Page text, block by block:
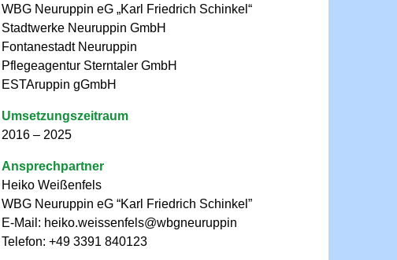
WBG Neuruppin eG „Karl Friedrich Schinkel“
Stadtwerke Neuruppin GmbH
Fontanestadt Neuruppin
Pflegeagentur Sterntaler GmbH
ESTAruppin gGmbH
Umsetzungszeitraum
2016 – 2025
Ansprechpartner
Heiko Weißenfels
WBG Neuruppin eG “Karl Friedrich Schinkel”
E-Mail: heiko.weissenfels@wbgneuruppin
Telefon: +49 3391 840123